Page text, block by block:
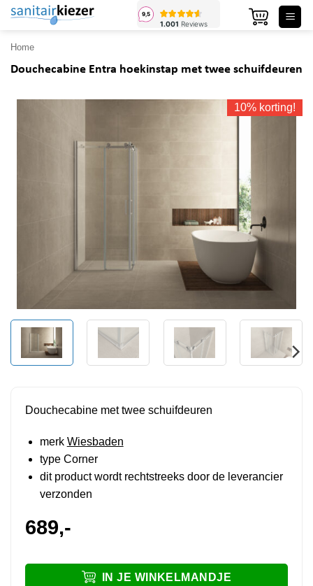
Ga
inhoud
Home
Douchecabine Entra hoekinstap met twee schuifdeuren
10% korting!
Douchecabine met twee schuifdeuren
merk Wiesbaden
type Corner
dit product wordt rechtstreeks door de leverancier
verzonden
689,-
IN JE WINKELMANDJE